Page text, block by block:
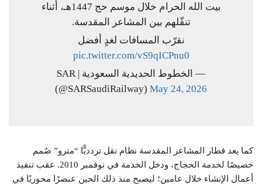
بيت الله الحرام خلال موسم حج 1447هـ، أثناء
تنقّلهم بين المشاعر المقدسة.
نقرّب المسافات لغدٍ أفضل
pic.twitter.com/vS9qICPnu0
— الخطوط الحديدية السعودية | SAR
(@SARSaudiRailway) May 24, 2026
كما يعد قطار المشاعر المقدسة نظام نقل تردديًّا “مترو” صُمم
خصيصًا لخدمة الحجاج، ودخل الخدمة في نوفمبر 2010. عقب تنفيذ
أعمال الإنشاء خلال عامين؛ ليصبح منذ ذلك الحين عنصرًا محوريًا في